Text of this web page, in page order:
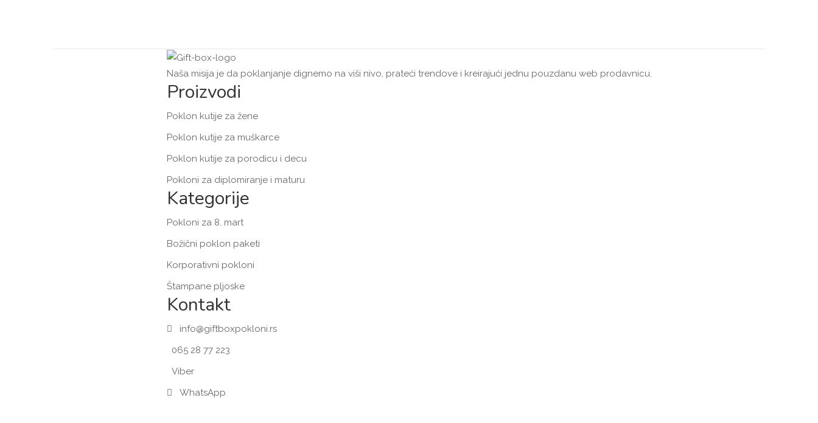
Naša misija je da poklanjanje dignemo na viši nivo, prateći trendove i kreirajući jednu pouzdanu web prodavnicu.
Proizvodi
Poklon kutije za žene
Poklon kutije za muškarce
Poklon kutije za porodicu i decu
Pokloni za diplomiranje i maturu
Kategorije
Pokloni za 8. mart
Božični poklon paketi
Korporativni pokloni
Štampane pljoske
Kontakt
info@giftboxpokloni.rs
065 28 77 223
Viber
WhatsApp